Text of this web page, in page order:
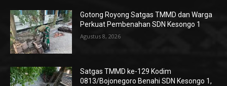
Gotong Royong Satgas TMMD dan Warga
Perkuat Pembenahan SDN Kesongo 1
Agustus 8, 2026
Satgas TMMD ke-129 Kodim
0813/Bojonegoro Benahi SDN Kesongo 1,